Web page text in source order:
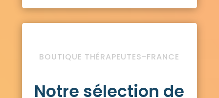
BOUTIQUE THÉRAPEUTES-FRANCE
Notre sélection de